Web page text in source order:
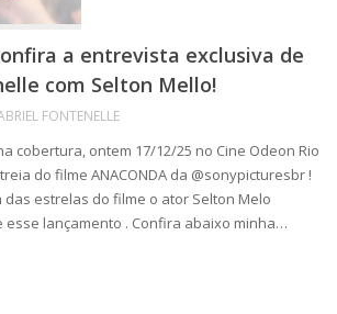
a entrevista exclusiva de
com Selton Mello!
FONTENELLE
cobertura, ontem 17/12/25 no Cine Odeon Rio
do filme ANACONDA da @sonypicturesbr !
das estrelas do filme o ator Selton Melo
esse lançamento . Confira abaixo minha…